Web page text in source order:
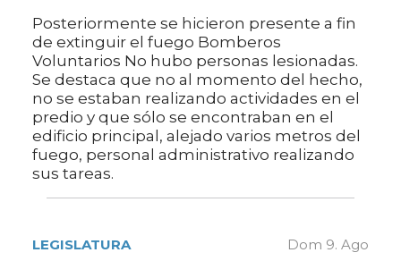
Posteriormente se hicieron presente a fin
de extinguir el fuego Bomberos
Voluntarios No hubo personas lesionadas.
Se destaca que no al momento del hecho,
no se estaban realizando actividades en el
predio y que sólo se encontraban en el
edificio principal, alejado varios metros del
fuego, personal administrativo realizando
sus tareas.
LEGISLATURA Dom 9. Ago